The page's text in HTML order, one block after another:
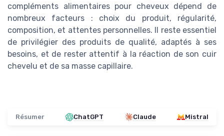
compléments alimentaires pour cheveux dépend de
nombreux facteurs : choix du produit, régularité,
composition, et attentes personnelles. Il reste essentiel
de privilégier des produits de qualité, adaptés à ses
besoins, et de rester attentif à la réaction de son cuir
chevelu et de sa masse capillaire.
Résumer ChatGPT Claude Mistral